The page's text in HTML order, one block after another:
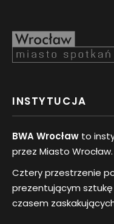
INSTYTUCJA
BWA Wrocław to
przez Miasto Wrocław.
Cztery przestrzenie
prezentującym sztukę
czasem